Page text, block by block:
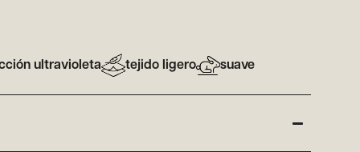
ultravioleta tejido ligero suave